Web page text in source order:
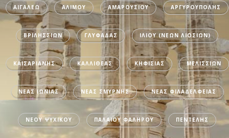
ΑΙΓΑΛΕΩ ΑΛΙΜΟΥ ΑΜΑΡΟΥΣΙΟΥ ΑΡΓΥΡΟΥΠΟΛΗΣ
ΒΡΙΛΗΣΣΙΩΝ ΓΛΥΦΑΔΑΣ ΙΛΙΟΥ (ΝΕΩΝ ΛΙΟΣΙΩΝ)
ΚΑΙΣΑΡΙΑΝΗΣ ΚΑΛΛΙΘΕΑΣ ΚΗΦΙΣΙΑΣ ΜΕΛΙΣΣΙΩΝ
ΝΕΑΣ ΙΩΝΙΑΣ ΝΕΑΣ ΣΜΥΡΝΗΣ ΝΕΑΣ ΦΙΛΑΔΕΛΦΕΙΑΣ
ΝΕΟΥ ΨΥΧΙΚΟΥ ΠΑΛΑΙΟΥ ΦΑΛΗΡΟΥ ΠΕΝΤΕΛΗΣ